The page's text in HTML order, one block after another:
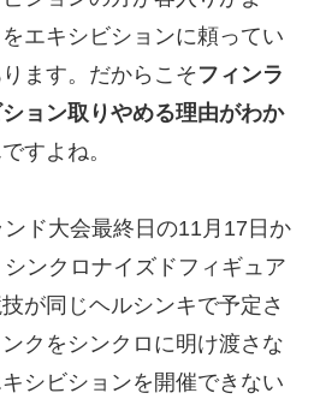
エキシビションに頼ってい
ます。だからこそフィンラ
ョン取りやめる理由がわか
すよね。
ド大会最終日の11月17日か
ンクロナイズドフィギュア
が同じヘルシンキで予定さ
クをシンクロに明け渡さな
シビションを開催できない